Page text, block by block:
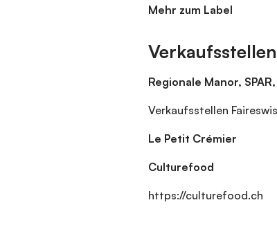
Mehr zum Label
Regionale Manor,
Verkaufsstellen
Le Petit Crémier
Culturefood
https://culturefood.ch